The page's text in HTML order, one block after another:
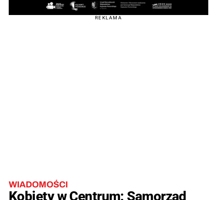
REKLAMA
WIADOMOŚCI
Kobiety w Centrum: Samorząd